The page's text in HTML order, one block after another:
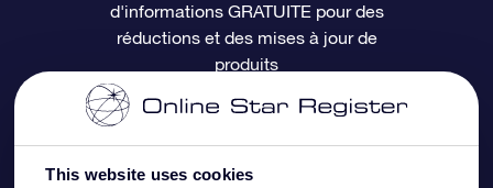
This website uses cookies
Questions fréquemment posées
Revues
Carte cadeau OSR
Page d’accueil personnalisée
Un million d’étoiles
Écran de veille OSR
Informations de paiement
Informations d’expédition
Politique de retour
d'informations GRATUITE pour des
réductions et des mises à jour de
produits